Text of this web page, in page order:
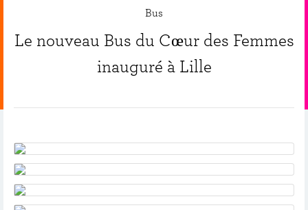
Bus
Le nouveau Bus du Cœur des Femmes
inauguré à Lille